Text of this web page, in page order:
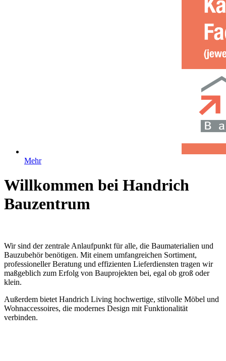
Mehr
Willkommen bei Handrich
Bauzentrum
Wir sind der zentrale Anlaufpunkt für alle, die Baumaterialien und
Bauzubehör benötigen. Mit einem umfangreichen Sortiment,
professioneller Beratung und effizienten Lieferdiensten tragen wir
maßgeblich zum Erfolg von Bauprojekten bei, egal ob groß oder
klein.
Außerdem bietet Handrich Living hochwertige, stilvolle Möbel und
Wohnaccessoires, die modernes Design mit Funktionalität
verbinden.